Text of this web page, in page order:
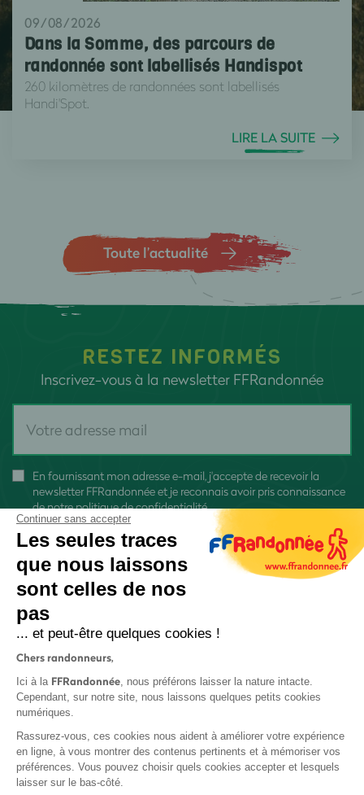
09/08/2026
Dans la Somme, des parcours de
randonnée sont labellisés Handispot
260 kilomètres de randonnées sont labellisés
Handi'Spot.
LIRE LA SUITE
Toute l’actualité
RESTEZ INFORMÉS
Inscrivez-vous à la newsletter FFRandonnée
En fournissant mon adresse e-mail, j'accepte de recevoir la
newsletter FFRandonnée et je reconnais avoir pris connaissance
denotre politique de confidentialité
Protection des données
Politique de confidentialité
Continuer sans accepter
Les seules traces
que nous laissons
sont celles de nos
pas
... et peut-être quelques cookies !
Chers randonneurs,
Ici à la FFRandonnée, nous préférons laisser la nature intacte.
Cependant, sur notre site, nous laissons quelques petits cookies
numériques.
Rassurez-vous, ces cookies nous aident à améliorer votre expérience
en ligne, à vous montrer des contenus pertinents et à mémoriser vos
préférences. Vous pouvez choisir quels cookies accepter et lesquels
laisser sur le bas-côté.